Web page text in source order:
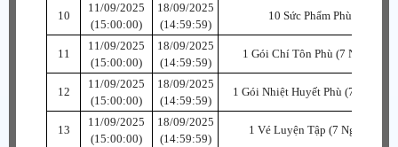
10
11/09/2025
(15:00:00)
18/09/2025
(14:59:59)
10 Sức Phẩm Phù
11
11/09/2025
(15:00:00)
18/09/2025
(14:59:59)
1 Gói Chí Tôn Phù (7 Ngày)
12
11/09/2025
(15:00:00)
18/09/2025
(14:59:59)
1 Gói Nhiệt Huyết Phù (7 Ngày)
13
11/09/2025
(15:00:00)
18/09/2025
(14:59:59)
1 Vé Luyện Tập (7 Ngày)